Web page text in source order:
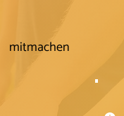
mitmachen